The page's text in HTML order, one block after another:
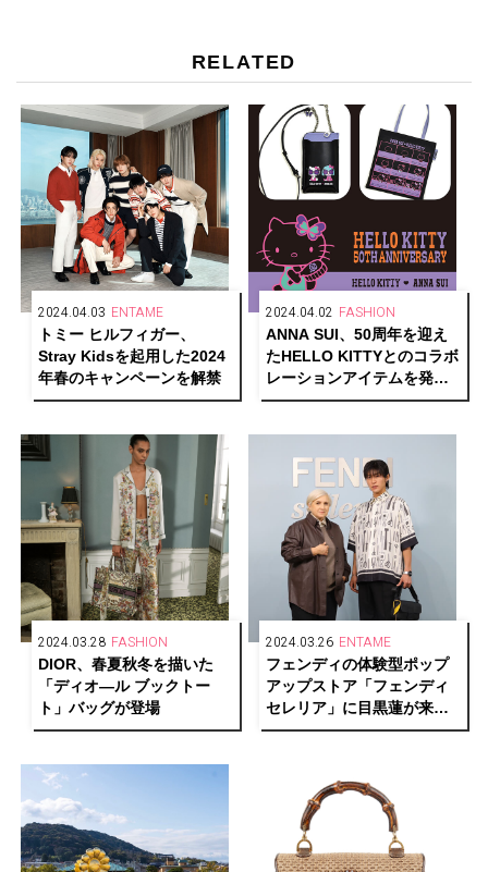
RELATED
2024.04.03 ENTAME
トミー ヒルフィガー、
Stray Kidsを起用した2024
年春のキャンペーンを解禁
2024.04.02 FASHION
ANNA SUI、50周年を迎え
たHELLO KITTYとのコラボ
レーションアイテムを発
売！
2024.03.28 FASHION
DIOR、春夏秋冬を描いた
「ディオ―ル ブックトー
ト」バッグが登場
2024.03.26 ENTAME
フェンディの体験型ポップ
アップストア「フェンディ
セレリア」に目黒蓮が来
場！撮り下ろしスペシャル